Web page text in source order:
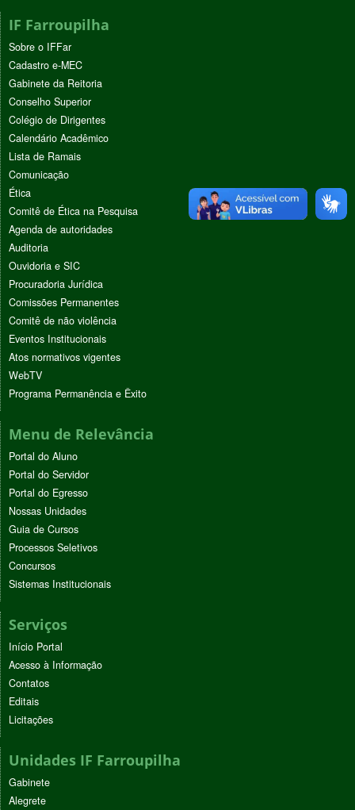
IF Farroupilha
Sobre o IFFar
Cadastro e-MEC
Gabinete da Reitoria
Conselho Superior
Colégio de Dirigentes
Calendário Acadêmico
Lista de Ramais
Comunicação
Ética
Comitê de Ética na Pesquisa
Agenda de autoridades
Auditoria
Ouvidoria e SIC
Procuradoria Jurídica
Comissões Permanentes
Comitê de não violência
Eventos Institucionais
Atos normativos vigentes
WebTV
Programa Permanência e Êxito
Menu de Relevância
Portal do Aluno
Portal do Servidor
Portal do Egresso
Nossas Unidades
Guia de Cursos
Processos Seletivos
Concursos
Sistemas Institucionais
Serviços
Início Portal
Acesso à Informação
Contatos
Editais
Licitações
Unidades IF Farroupilha
Gabinete
Alegrete